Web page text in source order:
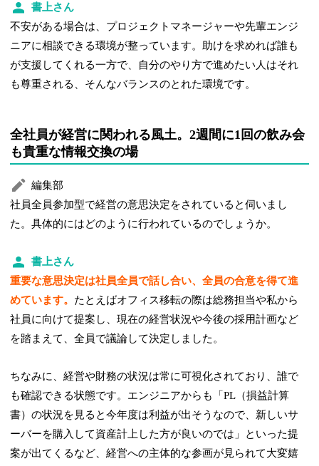
書上さん
不安がある場合は、プロジェクトマネージャーや先輩エンジ
ニアに相談できる環境が整っています。助けを求めれば誰も
が支援してくれる一方で、自分のやり方で進めたい人はそれ
も尊重される、そんなバランスのとれた環境です。
全社員が経営に関われる風土。2週間に1回の飲み会
も貴重な情報交換の場
編集部
社員全員参加型で経営の意思決定をされていると伺いまし
た。具体的にはどのように行われているのでしょうか。
書上さん
重要な意思決定は社員全員で話し合い、全員の合意を得て進
めています。 たとえばオフィス移転の際は総務担当や私から
社員に向けて提案し、現在の経営状況や今後の採用計画など
を踏まえて、全員で議論して決定しました。
ちなみに、経営や財務の状況は常に可視化されており、誰で
も確認できる状態です。エンジニアからも「PL（損益計算
書）の状況を見ると今年度は利益が出そうなので、新しいサ
ーバーを購入して資産計上した方が良いのでは」といった提
案が出てくるなど、経営への主体的な参画が見られて大変嬉